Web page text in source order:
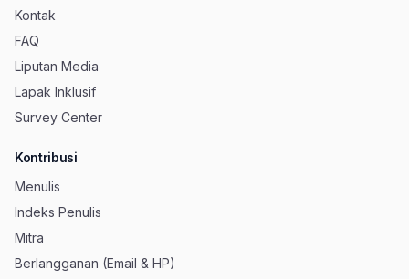
Kontak
FAQ
Liputan Media
Lapak Inklusif
Survey Center
Kontribusi
Menulis
Indeks Penulis
Mitra
Berlangganan (Email & HP)